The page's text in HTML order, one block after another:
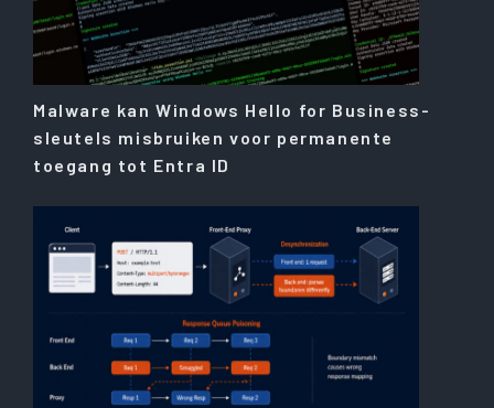
Malware kan Windows Hello for Business-
sleutels misbruiken voor permanente
toegang tot Entra ID